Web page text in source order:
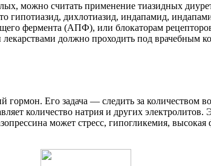
можно считать применение тиазидных
дихлотиазид, индапамид,
фермента (АПФ), или блокаторам
должно проходить под врачебным
гормон. Его задача — следить за
количество натрия и других
может стресс, гипогликемия,